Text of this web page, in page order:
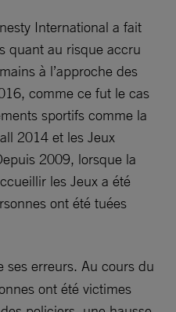
International a fait
quant au risque accru
à l’approche des
comme ce fut le cas
sportifs comme la
2014 et les Jeux
2009, lorsque la
les Jeux a été
ont été tuées
ses erreurs. Au cours du
ont été victimes